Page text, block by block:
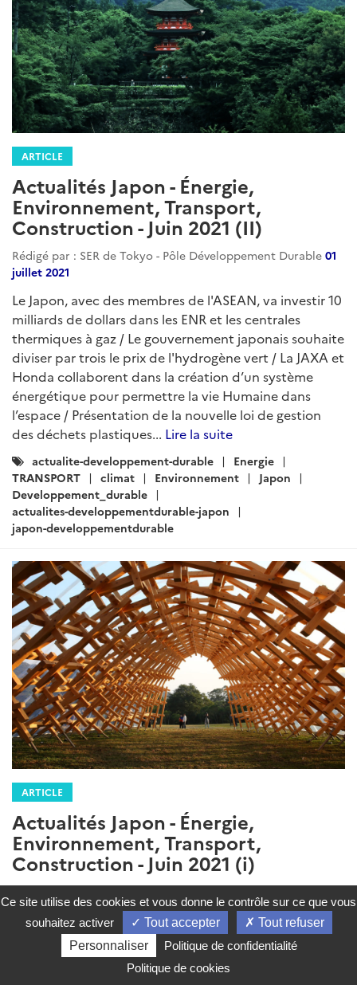
ARTICLE
Actualités Japon - Énergie,
Environnement, Transport,
Construction - Juin 2021 (II)
Rédigé par : SER de Tokyo - Pôle Développement Durable 01
juillet 2021
Le Japon, avec des membres de l'ASEAN, va investir 10
milliards de dollars dans les ENR et les centrales
thermiques à gaz / Le gouvernement japonais souhaite
diviser par trois le prix de l'hydrogène vert / La JAXA et
Honda collaborent dans la création d’un système
énergétique pour permettre la vie Humaine dans
l’espace / Présentation de la nouvelle loi de gestion
des déchets plastiques... Lire la suite
Catégories
:
actualite-developpement-durable
Energie
TRANSPORT
climat Environnement
Japon
Developpement_durable
actualites-developpementdurable-japon
japon-developpementdurable
ARTICLE
Actualités Japon - Énergie,
Environnement, Transport,
Construction - Juin 2021 (i)
juin 2021
Le gouvernement japonais inscrit l’objectif de
neutralité carbone dans la loi et multiplie les mesures
en faveur de la transition environnementale / Le Japon
Ce site utilise des cookies et vous donne le contrôle sur ce que vous
souhaitez activer
Tout accepter
Tout refuser
Personnaliser
Politique de confidentialité
Politique de cookies